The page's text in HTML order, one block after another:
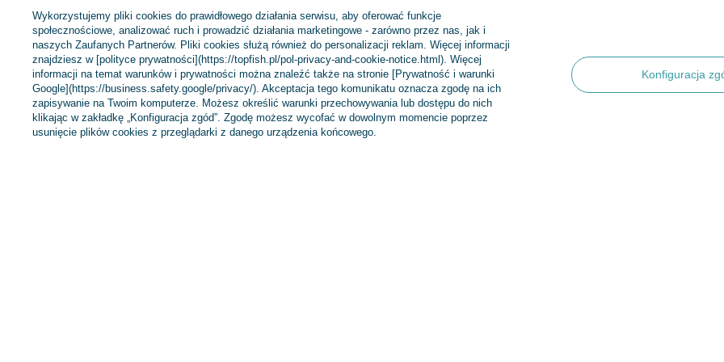
Zamówienia
Status zamówienia
Śledzenie przesyłki
Chcę zareklamować produkt
Konto
Zarejestruj się
Koszyk
Listy zakupowe
Regulaminy
Informacje o sklepie
Wysyłka
Nowości
Wykorzystujemy pliki cookies do prawidłowego działania serwisu, aby oferować funkcje
społecznościowe, analizować ruch i prowadzić działania marketingowe - zarówno przez nas, jak i
naszych Zaufanych Partnerów. Pliki cookies służą również do personalizacji reklam. Więcej informacji
znajdziesz w [polityce prywatności](https://topfish.pl/pol-privacy-and-cookie-notice.html). Więcej
informacji na temat warunków i prywatności można znaleźć także na stronie [Prywatność i warunki
Google](https://business.safety.google/privacy/). Akceptacja tego komunikatu oznacza zgodę na ich
zapisywanie na Twoim komputerze. Możesz określić warunki przechowywania lub dostępu do nich
klikając w zakładkę „Konfiguracja zgód”. Zgodę możesz wycofać w dowolnym momencie poprzez
usunięcie plików cookies z przeglądarki z danego urządzenia końcowego.
Konfiguracja